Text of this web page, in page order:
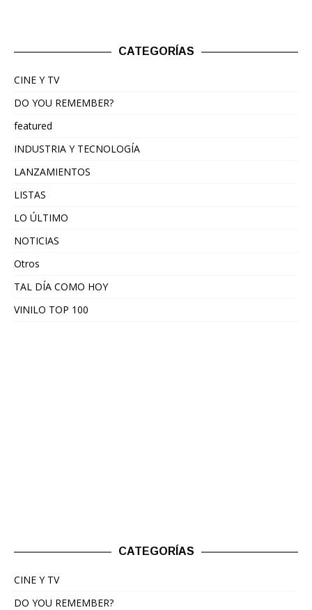
CATEGORÍAS
CINE Y TV
DO YOU REMEMBER?
featured
INDUSTRIA Y TECNOLOGÍA
LANZAMIENTOS
LISTAS
LO ÚLTIMO
NOTICIAS
Otros
TAL DÍA COMO HOY
VINILO TOP 100
CATEGORÍAS
CINE Y TV
DO YOU REMEMBER?